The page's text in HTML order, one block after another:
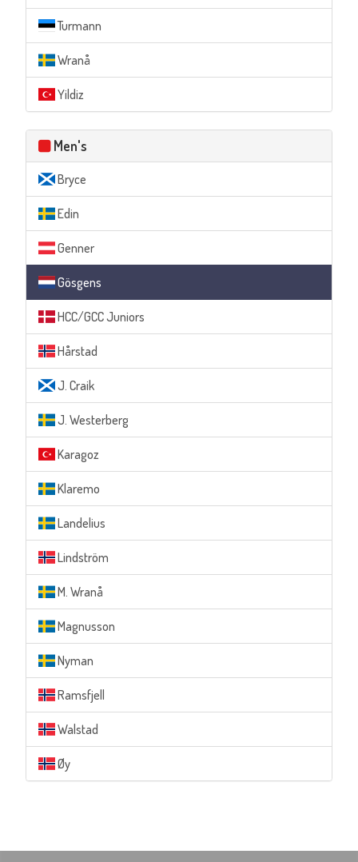
Turmann
Wranå
Yildiz
Men's
Bryce
Edin
Genner
Gösgens
HCC/GCC Juniors
Hårstad
J. Craik
J. Westerberg
Karagoz
Klaremo
Landelius
Lindström
M. Wranå
Magnusson
Nyman
Ramsfjell
Walstad
Øy